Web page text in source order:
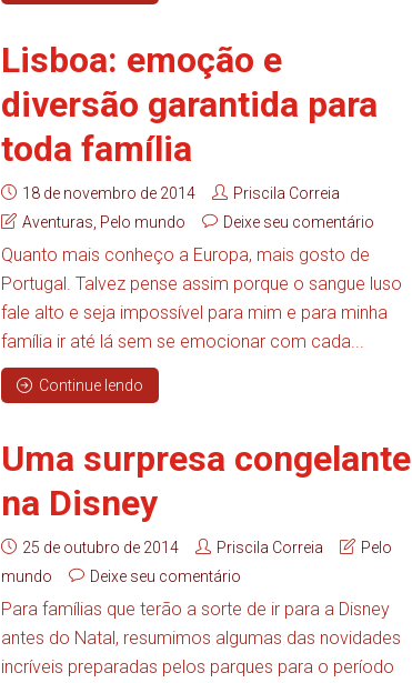
Lisboa: emoção e
diversão garantida para
toda família
18 de novembro de 2014
Priscila Correia
Aventuras Pelo mundo Deixe seu comentário
Quanto mais conheço a Europa, mais gosto de
Portugal. Talvez pense assim porque o sangue luso
fale alto e seja impossível para mim e para minha
família ir até lá sem se emocionar com cada...
Continue lendo
Uma surpresa congelante
na Disney
25 de outubro de 2014 Priscila Correia
Pelo
mundo
Deixe seu comentário
Para famílias que terão a sorte de ir para a Disney
antes do Natal, resumimos algumas das novidades
incríveis preparadas pelos parques para o período